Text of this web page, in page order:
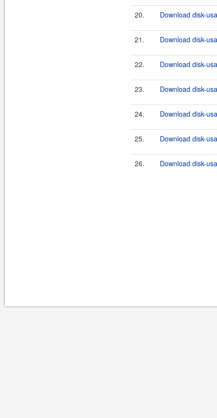
20. Download disk-
21. Download disk-
22. Download disk-
23. Download disk-
24. Download disk-
25. Download disk-
26. Download disk-